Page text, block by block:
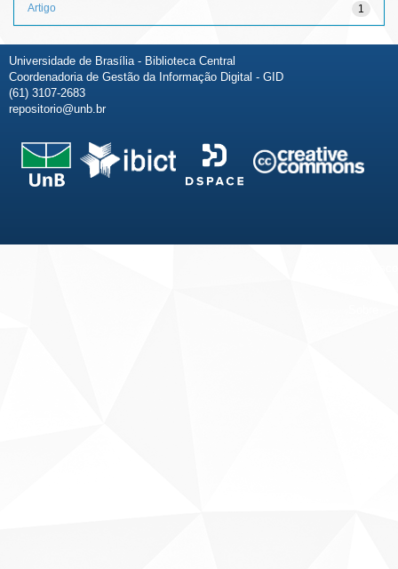
1
Artigo
Universidade de Brasília - Biblioteca Central
Coordenadoria de Gestão da Informação Digital - GID
(61) 3107-2683
repositorio@unb.br